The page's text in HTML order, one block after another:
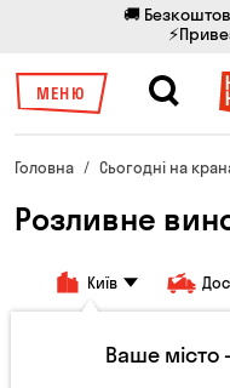
🚚
МЕНЮ
Головна Сьогодні на
Розливне
Київ
Пиво
Ваше